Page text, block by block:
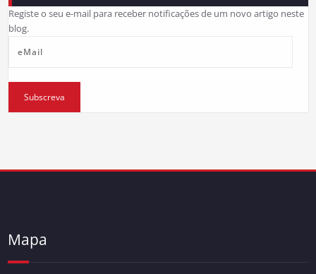
Registe o seu e-mail para receber notificações de um novo artigo neste
blog.
Subscreva
Mapa